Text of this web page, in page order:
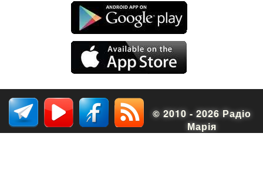
© 2010 - 2026 Радіо
Марія